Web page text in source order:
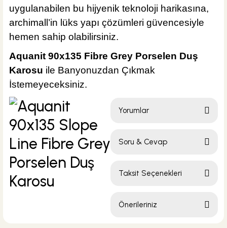
uygulanabilen bu hijyenik teknoloji harikasına,
archimall’in lüks yapı çözümleri güvencesiyle
hemen sahip olabilirsiniz.
Aquanit 90x135 Fibre Grey Porselen Duş
Karosu ile Banyonuzdan Çıkmak
İstemeyeceksiniz.
Yorumlar
Bu ürüne ilk yorumu siz yapın!
Yorum Yaz
Soru & Cevap
Ürün hakkında henüz soru
Taksit Seçenekleri
Önerileriniz